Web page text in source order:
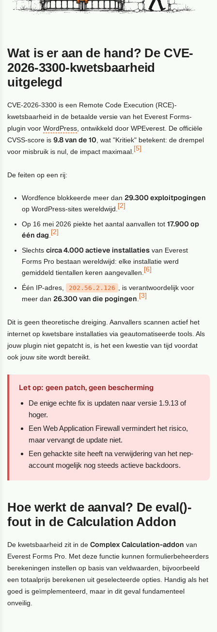
Wat is er aan de hand? De CVE-
2026-3300-kwetsbaarheid
uitgelegd
CVE-2026-3300 is een Remote Code Execution (RCE)-
kwetsbaarheid in de betaalde versie van het Everest Forms-
plugin voorWordPress, ontwikkeld door WPEverest. De officiële
CVSS-score is9.8 van de 10, wat "Kritiek" betekent: de drempel
voor misbruik is nul, de impact maximaal.[5]
De feiten op een rij:
Wordfence blokkeerde meer dan29.300 exploitpogingen
op WordPress-sites wereldwijd.[2]
Op 16 mei 2026 piekte het aantal aanvallen tot17.900 op
één dag.[2]
Slechtscirca 4.000 actieve installaties van Everest
Forms Pro bestaan wereldwijd: elke installatie werd
gemiddeld tientallen keren aangevallen.[6]
Één IP-adres, 202.56.2.126 , is verantwoordelijk voor
meer dan26.300 van die pogingen.[3]
Dit is geen theoretische dreiging. Aanvallers scannen actief het
internet op kwetsbare installaties via geautomatiseerde tools. Als
jouw plugin niet gepatcht is, is het een kwestie van tijd voordat
ook jouw site wordt bereikt.
Let op: geen patch, geen bescherming
De enige echte fix is updaten naar versie 1.9.13 of
hoger.
Een Web Application Firewall vermindert het risico,
maar vervangt de update niet.
Een gehackte site heeft na verwijdering van het nep-
account mogelijk nog steeds actieve backdoors.
Hoe werkt de aanval? De eval()-
fout in de Calculation Addon
De kwetsbaarheid zit in deComplex Calculation-addon van
Everest Forms Pro. Met deze functie kunnen formulierbeheerders
berekeningen instellen op basis van veldwaarden, bijvoorbeeld
een totaalprijs berekenen uit geselecteerde opties. Handig als het
goed is geïmplementeerd, maar in dit geval fundamenteel
onveilig.